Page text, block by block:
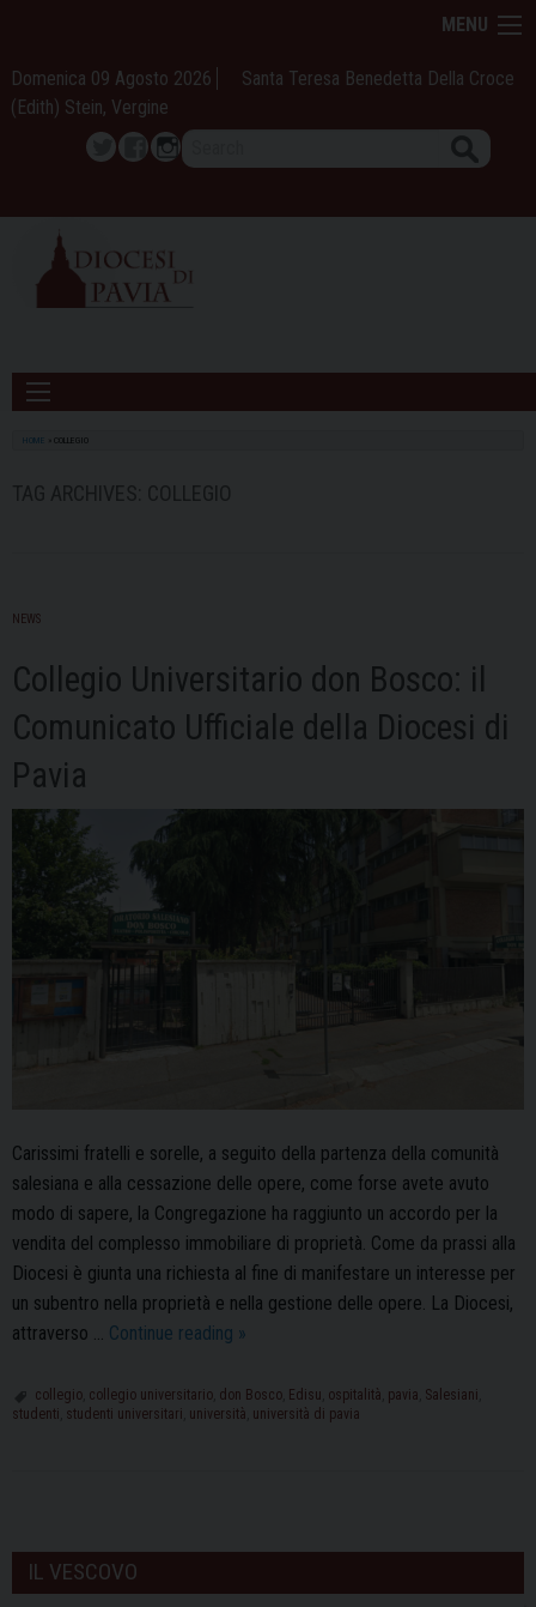
content
MENU
Domenica 09 Agosto 2026
Santa Teresa Benedetta Della Croce
(Edith) Stein, Vergine
TwitterFacebook
Instagram
HOME COLLEGIO
NEWS
Collegio Universitario don Bosco: il
Comunicato Ufficiale della Diocesi di
Pavia
Carissimi fratelli e sorelle, a seguito della partenza della comunità
salesiana e alla cessazione delle opere, come forse avete avuto
modo di sapere, la Congregazione ha raggiunto un accordo per la
vendita del complesso immobiliare di proprietà. Come da prassi alla
Diocesi è giunta una richiesta al fine di manifestare un interesse per
un subentro nella proprietà e nella gestione delle opere. La Diocesi,
attraverso … Continue reading Collegio
don
Bosco:
»
collegio collegio universitario don Bosco Edisu ospitalità pavia Salesiani
studenti studenti universitari università università di pavia
o
s
IL VESCOVO